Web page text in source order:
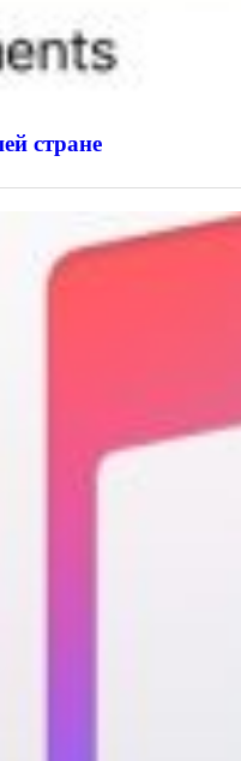
стране